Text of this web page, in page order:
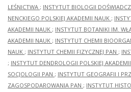
LEŚNICTWA ; INSTYTUT BIOLOGII
NENCKIEGO POLSKIEJ AKADEMII NAUK ;
AKADEMII NAUK ; INSTYTUT BOTANIKI IM.
AKADEMII NAUK ; INSTYTUT CHEMII
NAUK ; INSTYTUT CHEMII FIZYCZNEJ PAN ;
; INSTYTUT DENDROLOGII POLSKIEJ
SOCJOLOGII PAN ; INSTYTUT GEOGRAFII I
ZAGOSPODAROWANIA PAN ; INSTYTUT